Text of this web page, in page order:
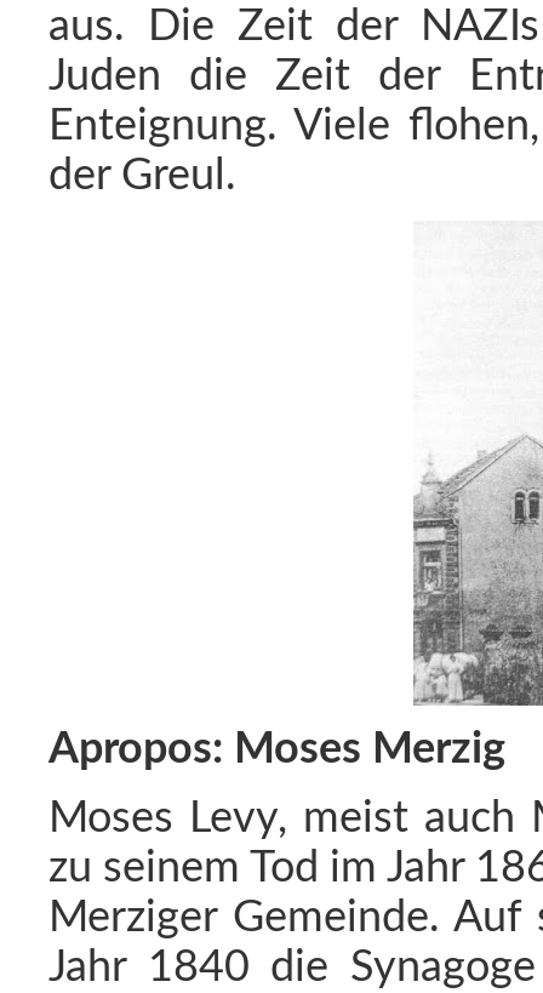
aus. Die Zeit der
Juden die Zeit der
Enteignung. Viele
der Greul.
Apropos: Moses Merzig
Moses Levy, meist auch
zu seinem Tod im Jahr
Merziger Gemeinde.
Jahr 1840 die